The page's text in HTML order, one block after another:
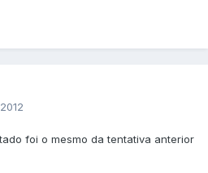
foi o mesmo da tentativa anterior